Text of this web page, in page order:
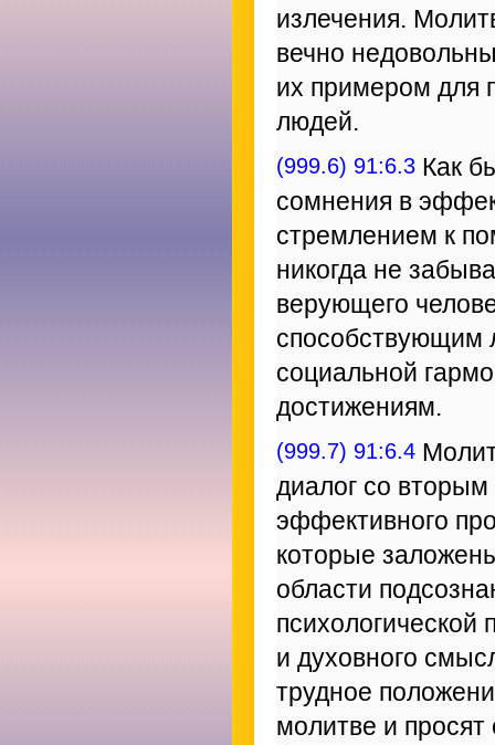
излечения.
вечно
их примером для
людей.
(999.6) 91:6.3 Как
сомнения в
стремлением к
никогда не
верующего
способствующим
социальной
достижениям.
(999.7) 91:6.4
диалог со
эффективного
которые
области
психологической
и духовного
трудное
молитве и просят